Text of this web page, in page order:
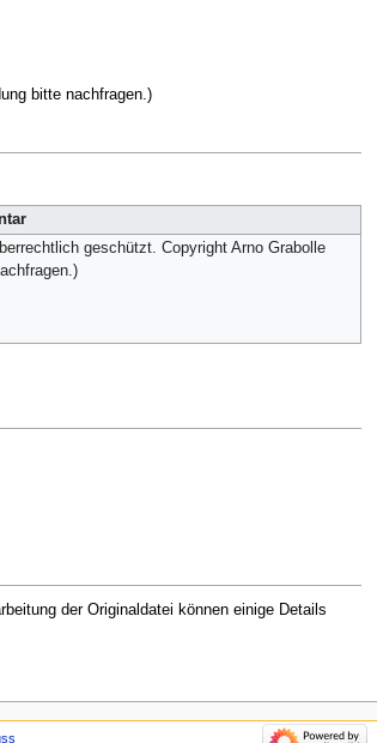
bitte nachfragen.)
geschützt. Copyright Arno Grabolle
der Originaldatei können einige Details